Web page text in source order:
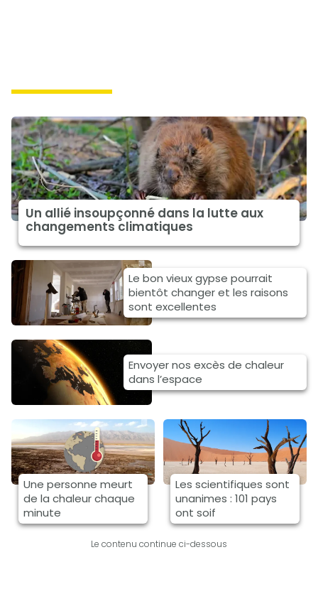
Un allié insoupçonné dans la lutte aux
changements climatiques
Le bon vieux gypse pourrait
bientôt changer et les raisons
sont excellentes
Envoyer nos excès de chaleur
dans l’espace
Une personne meurt
de la chaleur chaque
minute
Les scientifiques sont
unanimes : 101 pays
ont soif
Le contenu continue ci-dessous